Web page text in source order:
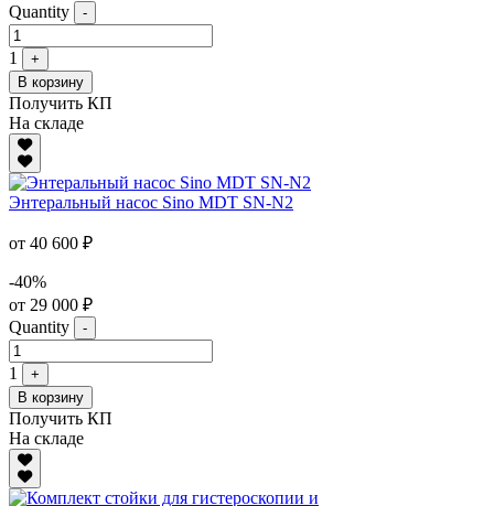
Quantity
-
1
+
В корзину
Получить КП
На складе
Энтеральный насос Sino MDT SN-N2
от 40 600 ₽
-40%
от 29 000 ₽
Quantity
-
1
+
В корзину
Получить КП
На складе